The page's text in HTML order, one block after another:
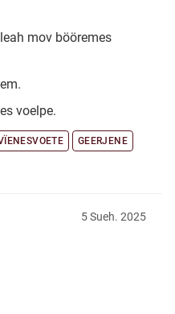
mov bööremes
voelpe.
GEERJENE
5 Sueh. 2025